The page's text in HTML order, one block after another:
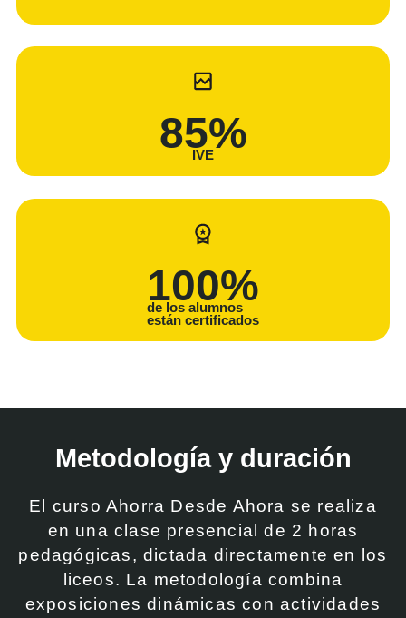
IVE
85%
de los alumnos
están certificados
100%
Metodología y duración
El curso Ahorra Desde Ahora se realiza
en una clase presencial de 2 horas
pedagógicas, dictada directamente en los
liceos. La metodología combina
exposiciones dinámicas con actividades